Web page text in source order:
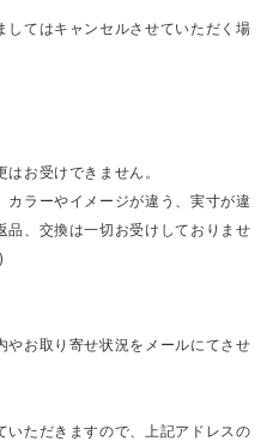
てはキャンセルさせていただく場
お受けできません。
カラーやイメージが違う、実寸が違
品、交換は一切お受けしておりませ
やお取り寄せ状況をメールにてさせ
いただきますので、上記アドレスの